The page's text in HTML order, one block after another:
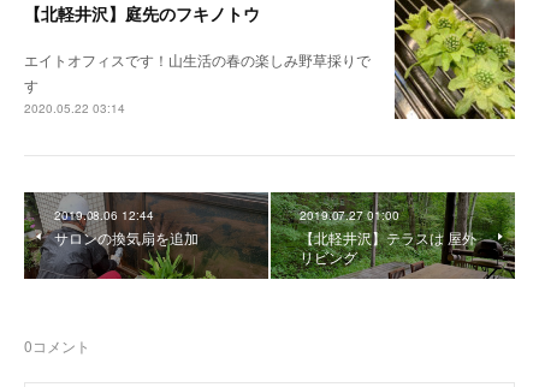
【北軽井沢】庭先のフキノトウ
エイトオフィスです！山生活の春の楽しみ野草採りで
す
2020.05.22 03:14
2019.08.06 12:44
サロンの換気扇を追加
2019.07.27 01:00
【北軽井沢】テラスは 屋外
リビング
0コメント